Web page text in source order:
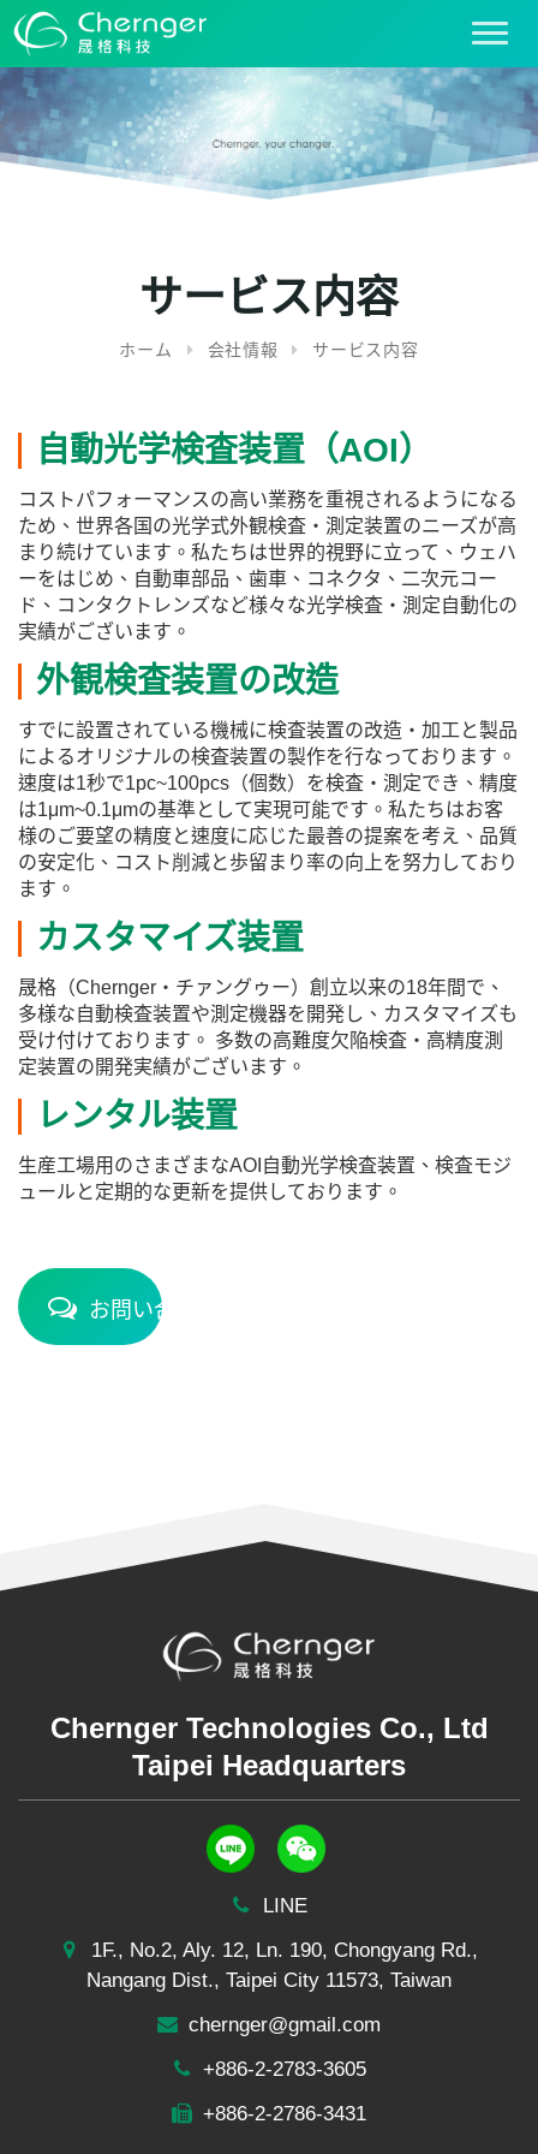
T
o
g
l
e
サービス内容
ホーム 会社情報 サービス内容
自動光学検査装置（AOI）
コストパフォーマンスの高い業務を重視されるようになる
ため、世界各国の光学式外観検査・測定装置のニーズが高
まり続けています。私たちは世界的視野に立って、ウェハ
ーをはじめ、自動車部品、歯車、コネクタ、二次元コー
ド、コンタクトレンズなど様々な光学検査・測定自動化の
実績がございます。
外観検査装置の改造
すでに設置されている機械に検査装置の改造・加工と製品
によるオリジナルの検査装置の製作を行なっております。
速度は1秒で1pc~100pcs（個数）を検査・測定でき、精度
は1μm~0.1μmの基準として実現可能です。私たちはお客
様のご要望の精度と速度に応じた最善の提案を考え、品質
の安定化、コスト削減と歩留まり率の向上を努力しており
ます。
カスタマイズ装置
晟格（Chernger・チァングゥー）創立以来の18年間で、
多様な自動検査装置や測定機器を開発し、カスタマイズも
受け付けております。 多数の高難度欠陥検査・高精度測
定装置の開発実績がございます。
レンタル装置
生産工場用のさまざまなAOI自動光学検査装置、検査モジ
ュールと定期的な更新を提供しております。
お問い合わせ
Chernger Technologies Co., Ltd
Taipei Headquarters
LINE
1F., No.2, Aly. 12, Ln. 190, Chongyang Rd.,
Nangang Dist., Taipei City 11573, Taiwan
chernger@gmail.com
+886-2-2783-3605
+886-2-2786-3431